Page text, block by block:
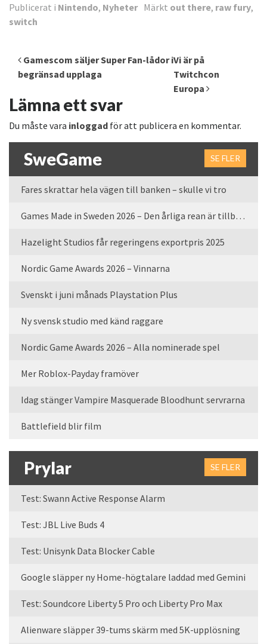
Publicerat i Nintendo, Nyheter Märkt out there, raw fury,
switch
Inläggsnavigering
Gamescom säljer Super Fan-lådor i
begränsad upplaga
Vi är på
Twitchcon
Europa
Lämna ett svar
Du måste vara inloggad för att publicera en kommentar.
SweGame SE FLER
Fares skrattar hela vägen till banken – skulle vi tro
Games Made in Sweden 2026 – Den årliga rean är tillbaka
Hazelight Studios får regeringens exportpris 2025
Nordic Game Awards 2026 – Vinnarna
Svenskt i juni månads Playstation Plus
Ny svensk studio med känd raggare
Nordic Game Awards 2026 – Alla nominerade spel
Mer Roblox-Payday framöver
Idag stänger Vampire Masquerade Bloodhunt servrarna
Battlefield blir film
Prylar SE FLER
Test: Swann Active Response Alarm
Test: JBL Live Buds 4
Test: Unisynk Data Blocker Cable
Google släpper ny Home-högtalare laddad med Gemini
Test: Soundcore Liberty 5 Pro och Liberty Pro Max
Alienware släpper 39-tums skärm med 5K-upplösning